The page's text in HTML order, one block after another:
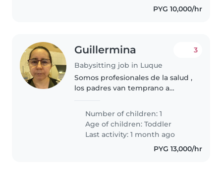
PYG 10,000/hr
Guillermina
Babysitting job in Luque
3
Somos profesionales de la salud ,
los padres van temprano a
queda en casa de los abuelos
bajo su supervisión que también
son profesionales de salud..
Number of children: 1
Age of children:Toddler
Last activity: 1 month ago
PYG 13,000/hr